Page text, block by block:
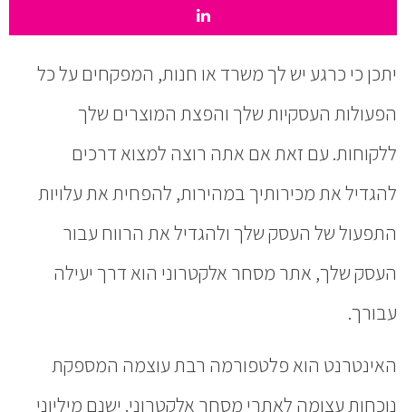
יתכן כי כרגע יש לך משרד או חנות, המפקחים על כל
הפעולות העסקיות שלך והפצת המוצרים שלך
ללקוחות. עם זאת אם אתה רוצה למצוא דרכים
להגדיל את מכירותיך במהירות, להפחית את עלויות
התפעול של העסק שלך ולהגדיל את הרווח עבור
העסק שלך, אתר מסחר אלקטרוני הוא דרך יעילה
עבורך.
האינטרנט הוא פלטפורמה רבת עוצמה המספקת
נוכחות עצומה לאתרי מסחר אלקטרוני. ישנם מיליוני